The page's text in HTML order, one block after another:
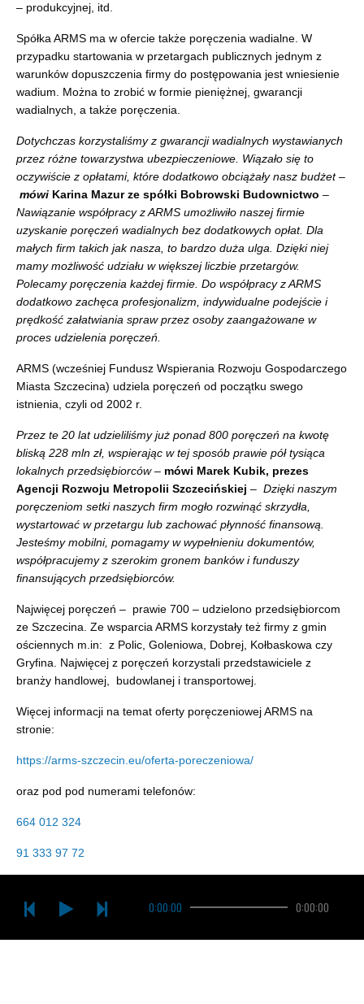
– produkcyjnej, itd.
Spółka ARMS ma w ofercie także poręczenia wadialne. W
przypadku startowania w przetargach publicznych jednym z
warunków dopuszczenia firmy do postępowania jest wniesienie
wadium. Można to zrobić w formie pieniężnej, gwarancji
wadialnych, a także poręczenia.
Dotychczas korzystaliśmy z gwarancji wadialnych wystawianych
przez różne towarzystwa ubezpieczeniowe. Wiązało się to
oczywiście z opłatami, które dodatkowo obciążały nasz budżet –
mówi Karina Mazur ze spółki Bobrowski Budownictwo –
Nawiązanie współpracy z ARMS umożliwiło naszej firmie
uzyskanie poręczeń wadialnych bez dodatkowych opłat. Dla
małych firm takich jak nasza, to bardzo duża ulga. Dzięki niej
mamy możliwość udziału w większej liczbie przetargów.
Polecamy poręczenia każdej firmie. Do współpracy z ARMS
dodatkowo zachęca profesjonalizm, indywidualne podejście i
prędkość załatwiania spraw przez osoby zaangażowane w
proces udzielenia poręczeń.
ARMS (wcześniej Fundusz Wspierania Rozwoju Gospodarczego
Miasta Szczecina) udziela poręczeń od początku swego
istnienia, czyli od 2002 r.
Przez te 20 lat udzieliliśmy już ponad 800 poręczeń na kwotę
bliską 228 mln zł, wspierając w tej sposób prawie pół tysiąca
lokalnych przedsiębiorców – mówi Marek Kubik, prezes
Agencji Rozwoju Metropolii Szczecińskiej – Dzięki naszym
poręczeniom setki naszych firm mogło rozwinąć skrzydła,
wystartować w przetargu lub zachować płynność finansową.
Jesteśmy mobilni, pomagamy w wypełnieniu dokumentów,
współpracujemy z szerokim gronem banków i funduszy
finansujących przedsiębiorców.
Najwięcej poręczeń – prawie 700 – udzielono przedsiębiorcom
ze Szczecina. Ze wsparcia ARMS korzystały też firmy z gmin
ościennych m.in: z Polic, Goleniowa, Dobrej, Kołbaskowa czy
Gryfina. Najwięcej z poręczeń korzystali przedstawiciele z
branży handlowej, budowlanej i transportowej.
Więcej informacji na temat oferty poręczeniowej ARMS na
stronie:
https://arms-szczecin.eu/oferta-poreczeniowa/
oraz pod pod numerami telefonów:
664 012 324
91 333 97 72
0:00:00 0:00:00